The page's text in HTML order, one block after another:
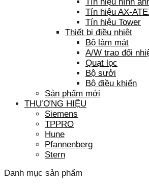
Tín hiệu AX-
Tín hiệu Tower
Thiết bị điều nhiệt
Bộ làm mát
A/W trao đổi
Quạt lọc
Bộ sưởi
Bộ điều khiển
Sản phẩm mới
THƯƠNG HIỆU
Siemens
TPPRO
Hune
Pfannenberg
Stern
Danh mục sản phẩm